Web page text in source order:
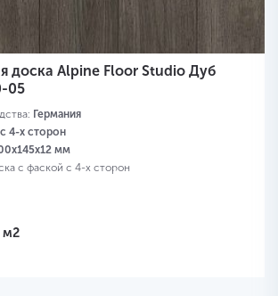
доска Alpine Floor Studio Дуб
05
Германия
с 4-х сторон
мм
с фаской с 4-х сторон
м2